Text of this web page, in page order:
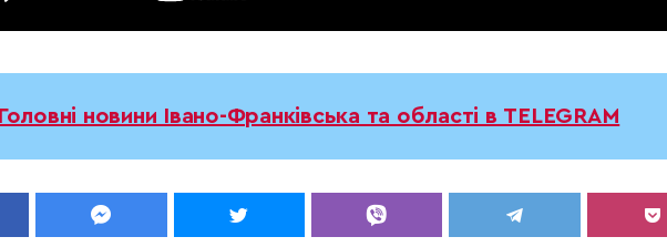
Головні новини Івано-Франківська та області в TELEGRAM